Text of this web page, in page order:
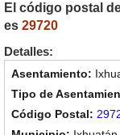
El código postal
es 29720
Detalles: